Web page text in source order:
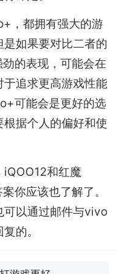
，都拥有强大的游
如果要对比二者的
的表现，可能会在
追求更高游戏性能
可能会是更好的选
据个人的偏好和使
iQOO12和红魔
你应该也了解了。
可以通过邮件与vivo
的。